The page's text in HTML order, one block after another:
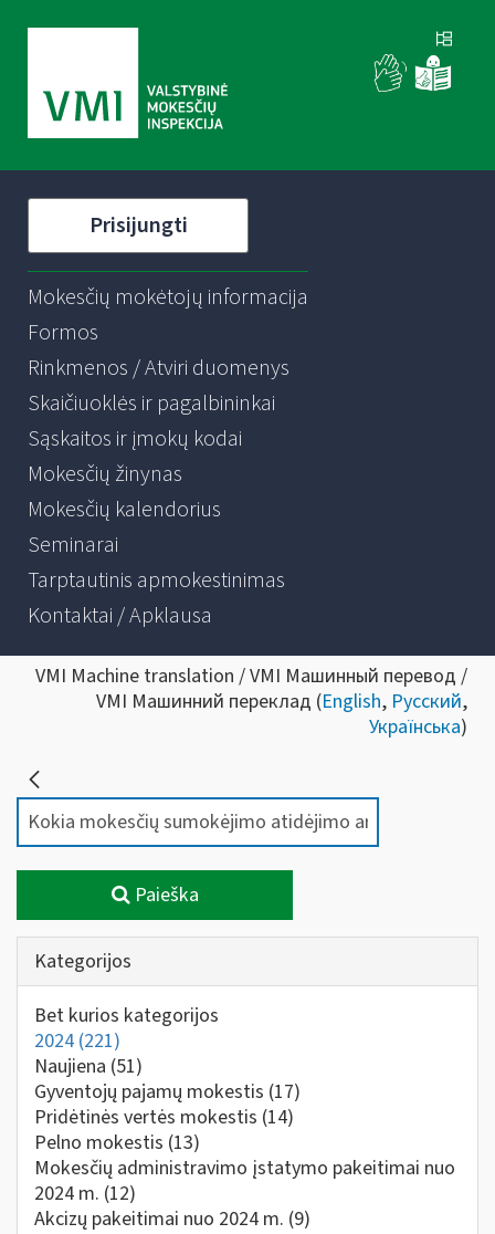
Prisijungti
Mokesčių mokėtojų informacija
Formos
Rinkmenos / Atviri duomenys
Skaičiuoklės ir pagalbininkai
Sąskaitos ir įmokų kodai
Mokesčių žinynas
Mokesčių kalendorius
Seminarai
Tarptautinis apmokestinimas
Kontaktai / Apklausa
VMI Machine translation / VMI Машинный перевод /
VMI Машинний переклад (English, Русский,
Українська)
Paieška
Kategorijos
Bet kurios kategorijos
2024 (221)
Naujiena (51)
Gyventojų pajamų mokestis (17)
Pridėtinės vertės mokestis (14)
Pelno mokestis (13)
Mokesčių administravimo įstatymo pakeitimai nuo
2024 m. (12)
Akcizų pakeitimai nuo 2024 m. (9)